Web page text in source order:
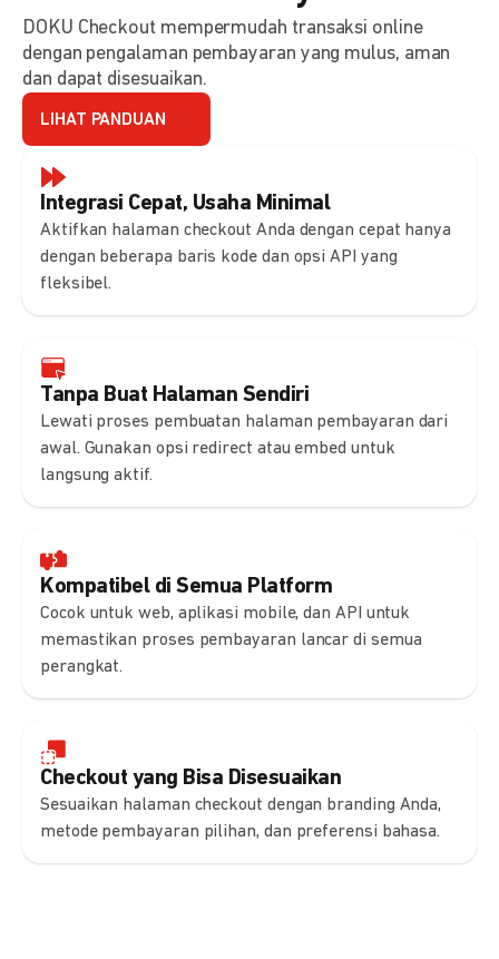
Integrasi Cepat, Usaha Minimal
Aktifkan halaman checkout Anda dengan cepat hanya
dengan beberapa baris kode dan opsi API yang
fleksibel.
Tanpa Buat Halaman Sendiri
Lewati proses pembuatan halaman pembayaran dari
awal. Gunakan opsi redirect atau embed untuk
langsung aktif.
Kompatibel di Semua Platform
Cocok untuk web, aplikasi mobile, dan API untuk
memastikan proses pembayaran lancar di semua
perangkat.
Checkout yang Bisa Disesuaikan
Sesuaikan halaman checkout dengan branding Anda,
metode pembayaran pilihan, dan preferensi bahasa.
DOKU Checkout mempermudah transaksi online
dengan pengalaman pembayaran yang mulus, aman
dan dapat disesuaikan.
LIHAT PANDUAN